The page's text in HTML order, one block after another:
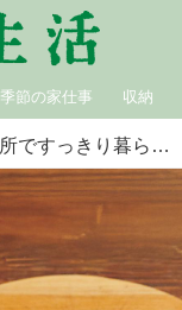
季節の家仕事 収納
小さな台所ですっきり暮らす”生活道具のプロ“jokogumo・小池梨江さんに聞く、手放せない「台所の切る道具」